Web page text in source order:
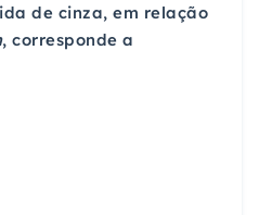
de cinza, em relação
, corresponde a